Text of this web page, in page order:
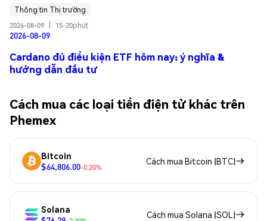
Thông tin Thị trường
2026-08-09
15-20phút
2026-08-09
Cardano đủ điều kiện ETF hôm nay: ý nghĩa &
hướng dẫn đầu tư
Cách mua các loại tiền điện tử khác trên
Phemex
Bitcoin
$64,806.00-0.20%
Cách mua Bitcoin (BTC)
Solana
Cách mua Solana (SOL)